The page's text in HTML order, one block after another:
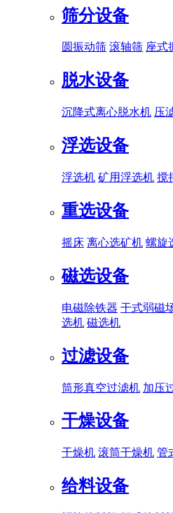
筛分设备
圆振动筛 滚轴筛 座式
脱水设备
沉降式离心脱水机 压
浮选设备
浮选机 矿用浮选机 搅
重选设备
摇床 离心选矿机 螺旋
磁选设备
电磁除铁器 干式弱磁
选机 磁选机
过滤设备
筒形真空过滤机 加压
干燥设备
干燥机 滚筒干燥机 管
给料设备